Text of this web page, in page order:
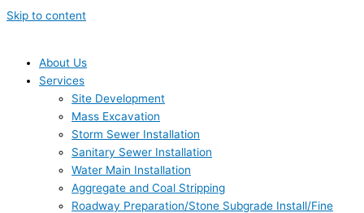
Skip to content
About Us
Services
Site Development
Mass Excavation
Storm Sewer Installation
Sanitary Sewer Installation
Water Main Installation
Aggregate and Coal Stripping
Roadway Preparation/Stone Subgrade Install/Fine